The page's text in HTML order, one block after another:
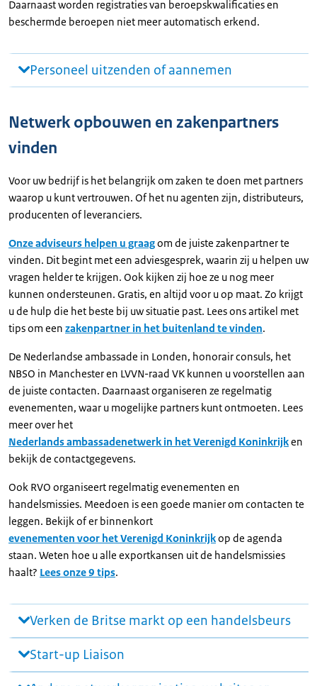
Daarnaast worden registraties van beroepskwalificaties en
beschermde beroepen niet meer automatisch erkend.
Personeel uitzenden of aannemen
Netwerk opbouwen en zakenpartners
vinden
Voor uw bedrijf is het belangrijk om zaken te doen met partners
waarop u kunt vertrouwen. Of het nu agenten zijn, distributeurs,
producenten of leveranciers.
Onze adviseurs helpen u graagom de juiste zakenpartner te
vinden. Dit begint met een adviesgesprek, waarin zij u helpen uw
vragen helder te krijgen. Ook kijken zij hoe ze u nog meer
kunnen ondersteunen. Gratis, en altijd voor u op maat. Zo krijgt
u de hulp die het beste bij uw situatie past. Lees ons artikel met
tips om een zakenpartner in het buitenland te vinden.
De Nederlandse ambassade in Londen, honorair consuls, het
NBSO in Manchester en LVVN-raad VK kunnen u voorstellen aan
de juiste contacten. Daarnaast organiseren ze regelmatig
evenementen, waar u mogelijke partners kunt ontmoeten. Lees
meer over het
Nederlands ambassadenetwerk in het Verenigd Koninkrijken
bekijk de contactgegevens.
Ook RVO organiseert regelmatig evenementen en
handelsmissies. Meedoen is een goede manier om contacten te
leggen. Bekijk of er binnenkort
evenementen voor het Verenigd Koninkrijkop de agenda
staan. Weten hoe u alle exportkansen uit de handelsmissies
haalt? Lees onze 9 tips.
Verken de Britse markt op een handelsbeurs
Start-up Liaison